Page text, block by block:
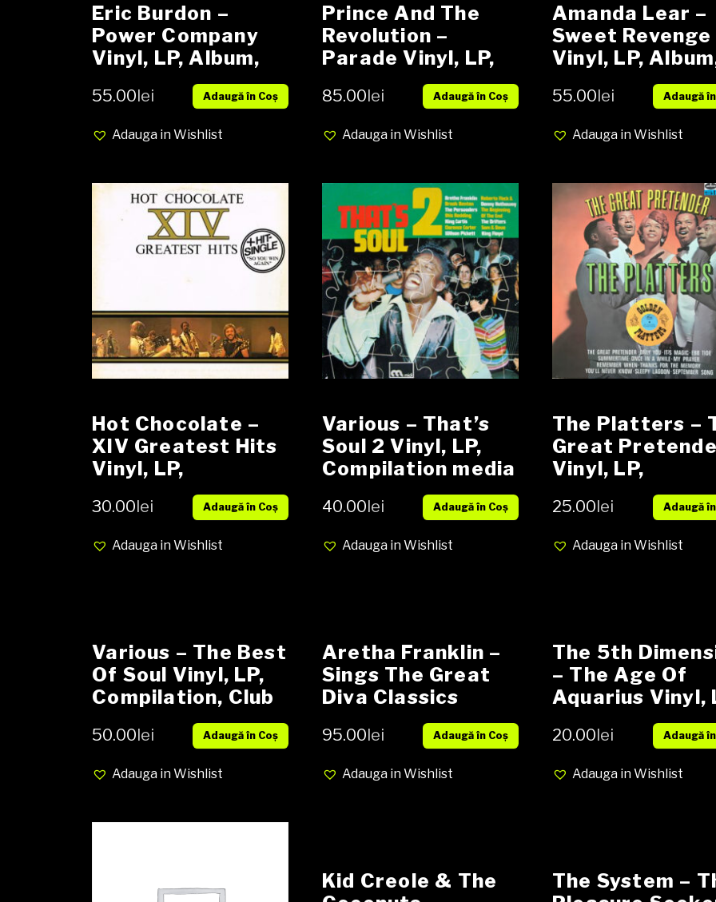
Eric Burdon –
Power Company
Vinyl, LP, Album,
media VG+ cover
VG+
55.00lei Adaugă în Coș
Adauga in Wishlist
Prince And The
Revolution –
Parade Vinyl, LP,
Album, media Vg+
cover VG+
85.00lei Adaugă în Coș
Adauga in Wishlist
Amanda Lear –
Sweet Revenge
Vinyl, LP,
Partially Mixed,
Gatefold media
VG+ cover VG+
55.00lei Adaugă
Adauga in Wishlist
Hot Chocolate –
XIV Greatest Hits
Vinyl, LP,
Compilation,
media VG cover VG
30.00lei Adaugă în Coș
Adauga in Wishlist
Various – That’s
Soul 2 Vinyl, LP,
Compilation media
VG+ cover VG
40.00lei Adaugă în Coș
Adauga in Wishlist
The Platters –
Great
Vinyl, LP,
Compilation
VG cover VG
25.00lei Adaugă
Adauga in Wishlist
Various – The Best
Of Soul Vinyl, LP,
Compilation, Club
Edition media NM
cover NM
50.00lei Adaugă în Coș
Adauga in Wishlist
Aretha Franklin –
Sings The Great
Diva Classics
Vinyl, LP, Album
media NM cover
NM
95.00lei Adaugă în Coș
Adauga in Wishlist
The 5th
– The Age Of
Aquarius Vinyl,
Album, Stereo,
Disc Pressing,
Gatefold media
VG+ cover VG
20.00lei Adaugă
Adauga in Wishlist
Kid Creole & The
The System –